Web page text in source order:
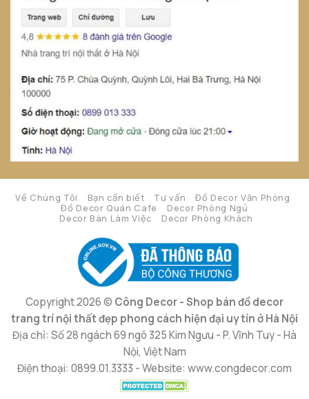
Về Chúng Tôi Bạn cần biết Tư vấn
Đồ Decor Văn Phòng
Đồ Decor Quán Cafe
Decor Phòng Ngủ
Decor Bàn Làm Việc
Decor Phòng Khách
Copyright 2026 © Công Decor - Shop bán đồ decor
trang trí nội thất đẹp phong cách hiện đại uy tín ở Hà Nội
Địa chỉ: Số 28 ngách 69 ngõ 325 Kim Ngưu - P. Vĩnh Tuy - Hà
Nội, Việt Nam
Điện thoại: 0899.01.3333 - Website: www.congdecor.com